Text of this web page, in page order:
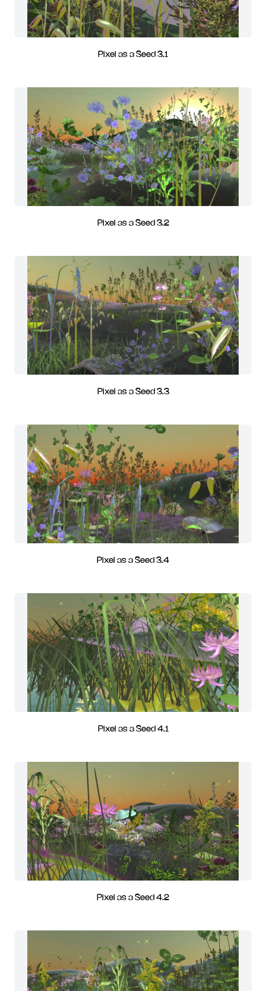
Pixel as a Seed 3.1
Pixel as a Seed 3.2
Pixel as a Seed 3.3
Pixel as a Seed 3.4
Pixel as a Seed 4.1
Pixel as a Seed 4.2